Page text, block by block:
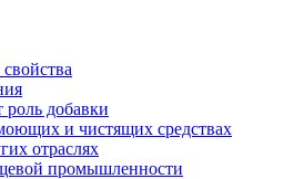
добавки
и чистящих средствах
отраслях
промышленности